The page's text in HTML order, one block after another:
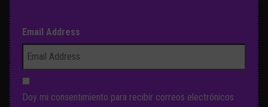
Email Address
Doy mi consentimiento para recibir correos electrónicos